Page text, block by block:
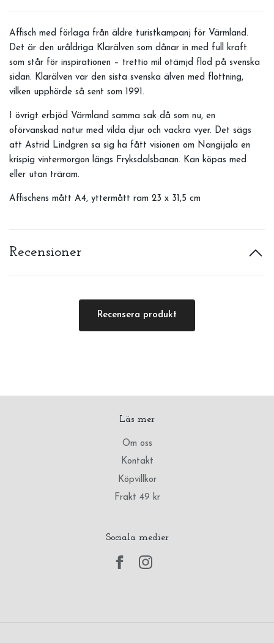
Affisch med förlaga från äldre turistkampanj för Värmland.
Det är den uråldriga Klarälven som dånar in med full kraft
som står för inspirationen – trettio mil otämjd flod på svenska
sidan. Klarälven var den sista svenska älven med flottning,
vilken upphörde så sent som 1991.
I övrigt erbjöd Värmland samma sak då som nu, en
oförvanskad natur med vilda djur och vackra vyer. Det sägs
att Astrid Lindgren sa sig ha fått visionen om Nangijala en
krispig vintermorgon längs Fryksdalsbanan. Kan köpas med
eller utan träram.
Affischens mått A4, yttermått ram 23 x 31,5 cm
Recensioner
Recensera produkt
Läs mer
Om oss
Kontakt
Köpvillkor
Frakt 49 kr
Sociala medier